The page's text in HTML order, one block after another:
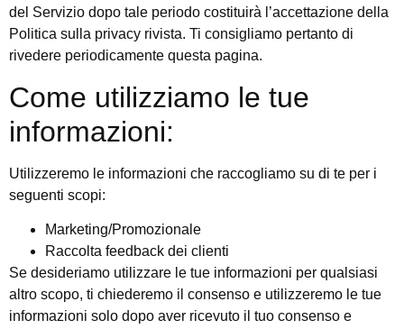
del Servizio dopo tale periodo costituirà l’accettazione della
Politica sulla privacy rivista. Ti consigliamo pertanto di
rivedere periodicamente questa pagina.
Come utilizziamo le tue
informazioni:
Utilizzeremo le informazioni che raccogliamo su di te per i
seguenti scopi:
Marketing/Promozionale
Raccolta feedback dei clienti
Se desideriamo utilizzare le tue informazioni per qualsiasi
altro scopo, ti chiederemo il consenso e utilizzeremo le tue
informazioni solo dopo aver ricevuto il tuo consenso e